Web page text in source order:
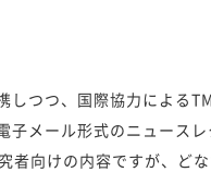
ンスブック2020
つつ、国際協力による
メール形式のニュースレ
者向けの内容ですが、ど